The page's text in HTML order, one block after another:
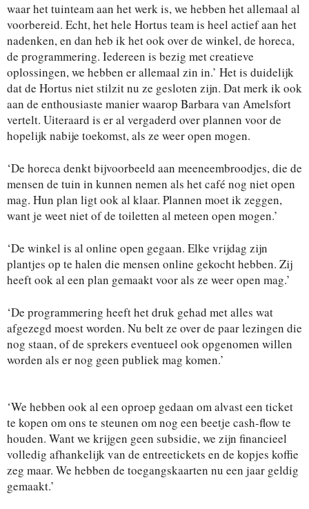
waar het tuinteam aan het werk is, we hebben het allemaal al
voorbereid. Echt, het hele Hortus team is heel actief aan het
nadenken, en dan heb ik het ook over de winkel, de horeca,
de programmering. Iedereen is bezig met creatieve
oplossingen, we hebben er allemaal zin in.’ Het is duidelijk
dat de Hortus niet stilzit nu ze gesloten zijn. Dat merk ik ook
aan de enthousiaste manier waarop Barbara van Amelsfort
vertelt. Uiteraard is er al vergaderd over plannen voor de
hopelijk nabije toekomst, als ze weer open mogen.
‘De horeca denkt bijvoorbeeld aan meeneembroodjes, die de
mensen de tuin in kunnen nemen als het café nog niet open
mag. Hun plan ligt ook al klaar. Plannen moet ik zeggen,
want je weet niet of de toiletten al meteen open mogen.’
‘De winkel is al online open gegaan. Elke vrijdag zijn
plantjes op te halen die mensen online gekocht hebben. Zij
heeft ook al een plan gemaakt voor als ze weer open mag.’
‘De programmering heeft het druk gehad met alles wat
afgezegd moest worden. Nu belt ze over de paar lezingen die
nog staan, of de sprekers eventueel ook opgenomen willen
worden als er nog geen publiek mag komen.’
‘We hebben ook al een oproep gedaan om alvast een ticket
te kopen om ons te steunen om nog een beetje cash-flow te
houden. Want we krijgen geen subsidie, we zijn financieel
volledig afhankelijk van de entreetickets en de kopjes koffie
zeg maar. We hebben de toegangskaarten nu een jaar geldig
gemaakt.’